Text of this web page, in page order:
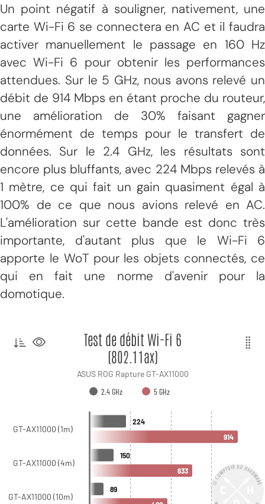
Un point négatif à souligner, nativement, une
carte Wi-Fi 6 se connectera en AC et il faudra
activer manuellement le passage en 160 Hz
avec Wi-Fi 6 pour obtenir les performances
attendues. Sur le 5 GHz, nous avons relevé un
débit de 914 Mbps en étant proche du routeur,
une amélioration de 30% faisant gagner
énormément de temps pour le transfert de
données. Sur le 2.4 GHz, les résultats sont
encore plus bluffants, avec 224 Mbps relevés à
1 mètre, ce qui fait un gain quasiment égal à
100% de ce que nous avions relevé en AC.
L'amélioration sur cette bande est donc très
importante, d'autant plus que le Wi-Fi 6
apporte le WoT pour les objets connectés, ce
qui en fait une norme d'avenir pour la
domotique.